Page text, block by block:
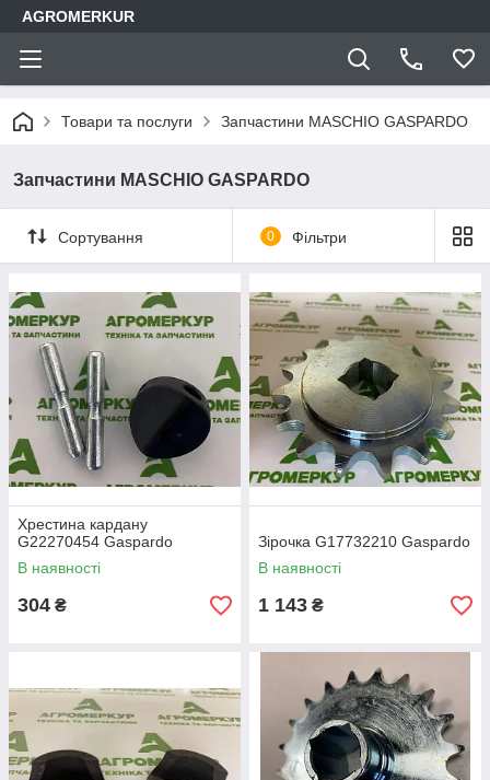
AGROMERKUR
Товари та послуги Запчастини MASCHIO GASPARDO
Запчастини MASCHIO GASPARDO
Сортування 0 Фільтри
Хрестина кардану
G22270454 Gaspardo
В наявності
304 ₴
Зірочка G17732210 Gaspardo
В наявності
1 143 ₴